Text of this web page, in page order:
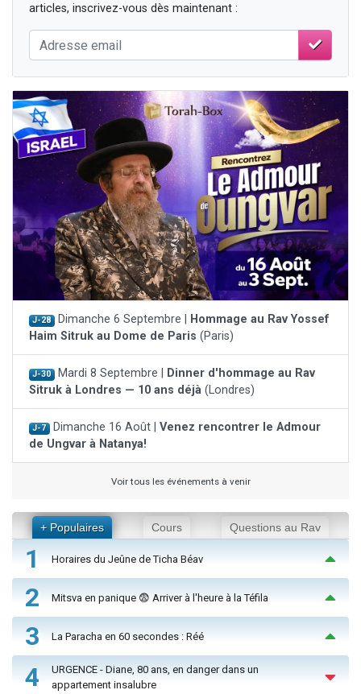
articles, inscrivez-vous dès maintenant :
J-28 Dimanche 6 Septembre |
Hommage au Rav Yossef
Haim Sitruk au Dome de Paris (Paris)
J-30 Mardi 8 Septembre |
Dinner d'hommage au Rav
Sitruk à Londres — 10 ans déjà (Londres)
J-7 Dimanche 16 Août | Venez rencontrer le Admour
de Ungvar à Natanya!
Voir tous les événements à venir
+ Populaires Cours Questions au Rav
1 Horaires du Jeûne de Ticha Béav
2 Mitsva en panique 😨 Arriver à l'heure à la Téfila
3 La Paracha en 60 secondes : Réé
4
URGENCE - Diane, 80 ans, en danger dans un
appartement insalubre